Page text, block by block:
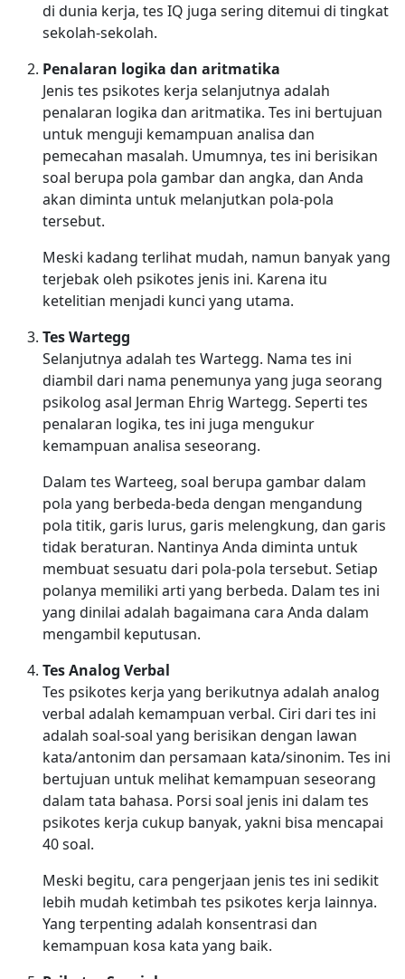
di dunia kerja, tes IQ juga sering ditemui di tingkat
sekolah-sekolah.
Penalaran logika dan aritmatika
Jenis tes psikotes kerja selanjutnya adalah
penalaran logika dan aritmatika. Tes ini bertujuan
untuk menguji kemampuan analisa dan
pemecahan masalah. Umumnya, tes ini berisikan
soal berupa pola gambar dan angka, dan Anda
akan diminta untuk melanjutkan pola-pola
tersebut.
Meski kadang terlihat mudah, namun banyak yang
terjebak oleh psikotes jenis ini. Karena itu
ketelitian menjadi kunci yang utama.
Tes Wartegg
Selanjutnya adalah tes Wartegg. Nama tes ini
diambil dari nama penemunya yang juga seorang
psikolog asal Jerman Ehrig Wartegg. Seperti tes
penalaran logika, tes ini juga mengukur
kemampuan analisa seseorang.
Dalam tes Warteeg, soal berupa gambar dalam
pola yang berbeda-beda dengan mengandung
pola titik, garis lurus, garis melengkung, dan garis
tidak beraturan. Nantinya Anda diminta untuk
membuat sesuatu dari pola-pola tersebut. Setiap
polanya memiliki arti yang berbeda. Dalam tes ini
yang dinilai adalah bagaimana cara Anda dalam
mengambil keputusan.
Tes Analog Verbal
Tes psikotes kerja yang berikutnya adalah analog
verbal adalah kemampuan verbal. Ciri dari tes ini
adalah soal-soal yang berisikan dengan lawan
kata/antonim dan persamaan kata/sinonim. Tes ini
bertujuan untuk melihat kemampuan seseorang
dalam tata bahasa. Porsi soal jenis ini dalam tes
psikotes kerja cukup banyak, yakni bisa mencapai
40 soal.
Meski begitu, cara pengerjaan jenis tes ini sedikit
lebih mudah ketimbah tes psikotes kerja lainnya.
Yang terpenting adalah konsentrasi dan
kemampuan kosa kata yang baik.